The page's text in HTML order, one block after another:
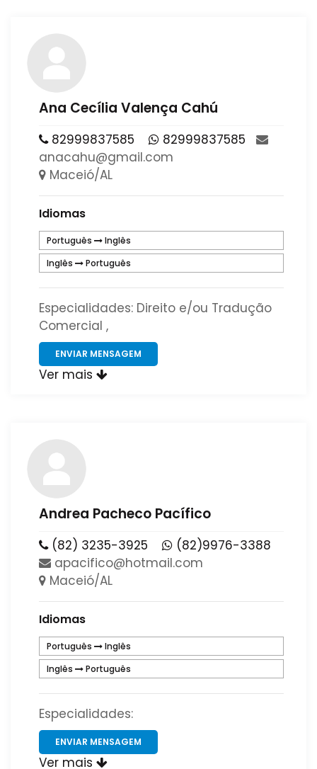
Ana Cecília Valença Cahú
82999837585 82999837585
anacahu​@​gmail​.​com​
Maceió/AL
Idiomas
Português
Inglês
Inglês
Português
Especialidades: Direito e/ou Tradução
Comercial ,
ENVIAR MENSAGEM
Ver mais
Andrea Pacheco Pacífico
(82) 3235-3925
(82)9976-3388
​apacifico​@​hotmail​.​com​
Maceió/AL
Idiomas
Português
Inglês
Inglês
Português
Especialidades:
ENVIAR MENSAGEM
Ver mais